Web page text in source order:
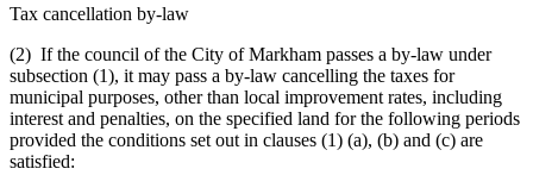
Tax cancellation by-law
(2) If the council of the City of Markham passes a by-law under
subsection (1), it may pass a by-law cancelling the taxes for
municipal purposes, other than local improvement rates, including
interest and penalties, on the specified land for the following periods
provided the conditions set out in clauses (1) (a), (b) and (c) are
satisfied: